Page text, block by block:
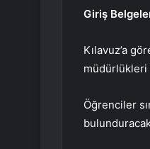
Giriş
Kılavuz’a
müdürlükleri
Öğrenciler